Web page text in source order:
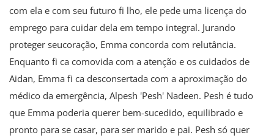
com ela e com seu futuro fi lho, ele pede uma licença do
emprego para cuidar dela em tempo integral. Jurando
proteger seucoração, Emma concorda com relutância.
Enquanto fi ca comovida com a atenção e os cuidados de
Aidan, Emma fi ca desconsertada com a aproximação do
médico da emergência, Alpesh 'Pesh' Nadeen. Pesh é tudo
que Emma poderia querer bem-sucedido, equilibrado e
pronto para se casar, para ser marido e pai. Pesh só quer